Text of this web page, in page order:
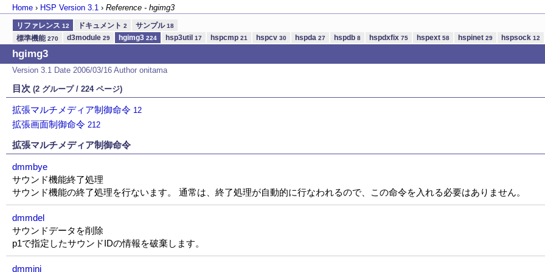
Home › HSP Version 3.1 › Reference - hgimg3
リファレンス 12 ドキュメント 2 サンプル18
標準機能270 d3module 29 hgimg3 224 hsp3util 17 hspcmp 21 hspcv 30 hspda 27 hspdb 8 hspdxfix 75 hspext 58 hspinet 29 hspsock 12
hgimg3
Version 3.1 Date 2006/03/16 Author onitama
目次 (2 グループ / 224 ページ)
拡張マルチメディア制御命令 12
拡張画面制御命令 212
拡張マルチメディア制御命令
dmmbye
サウンド機能終了処理
サウンド機能の終了処理を行ないます。 通常は、終了処理が自動的に行なわれるので、この命令を入れる必要はありません。
dmmdel
サウンドデータを削除
p1で指定したサウンドIDの情報を破棄します。
dmmini